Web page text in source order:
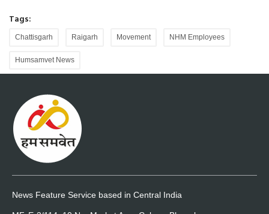
Tags:
Chattisgarh Raigarh Movement NHM Employees
Humsamvet News
News Feature Service based in Central India